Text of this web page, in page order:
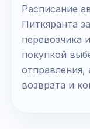
Расписание
Питкяранта
перевозчика
покупкой
отправления,
возврата и